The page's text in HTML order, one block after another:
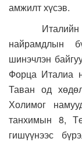
амжилт хүсэв.
Италийн
найрамдлын
шинэчлэн
Форца Италиа
Таван од
Холимог
танхимын 8,
гишүүнээс